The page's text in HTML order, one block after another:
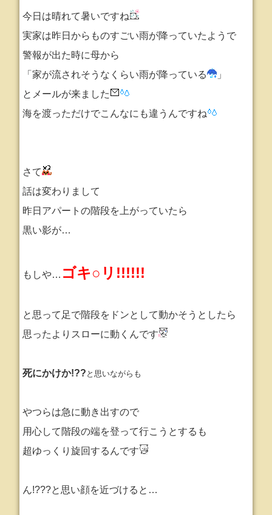
今日は晴れて暑いですね
実家は昨日からものすごい雨が降っていたようで
警報が出た時に母から
「家が流されそうなくらい雨が降っている
」
とメールが来ました
海を渡っただけでこんなにも違うんですね
さて
話は変わりまして
昨日アパートの階段を上がっていたら
黒い影が…
もしや… ゴキ○リ!!!!!!
と思って足で階段をドンとして動かそうとしたら
思ったよりスローに動くんです
死にかけか!?? と思いながらも
やつらは急に動き出すので
用心して階段の端を登って行こうとするも
超ゆっくり旋回するんです
ん!???と思い顔を近づけると…